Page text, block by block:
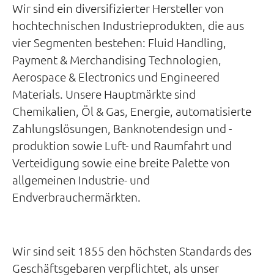
Wir sind ein diversifizierter Hersteller von
hochtechnischen Industrieprodukten, die aus
vier Segmenten bestehen: Fluid Handling,
Payment & Merchandising Technologien,
Aerospace & Electronics und Engineered
Materials. Unsere Hauptmärkte sind
Chemikalien, Öl & Gas, Energie, automatisierte
Zahlungslösungen, Banknotendesign und -
produktion sowie Luft- und Raumfahrt und
Verteidigung sowie eine breite Palette von
allgemeinen Industrie- und
Endverbrauchermärkten.
Wir sind seit 1855 den höchsten Standards des
Geschäftsgebaren verpflichtet, als unser